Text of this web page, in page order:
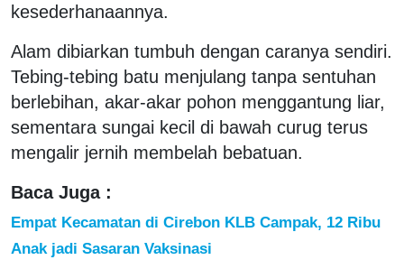
kesederhanaannya.
Alam dibiarkan tumbuh dengan caranya sendiri.
Tebing-tebing batu menjulang tanpa sentuhan
berlebihan, akar-akar pohon menggantung liar,
sementara sungai kecil di bawah curug terus
mengalir jernih membelah bebatuan.
Baca Juga :
Empat Kecamatan di Cirebon KLB Campak, 12 Ribu
Anak jadi Sasaran Vaksinasi